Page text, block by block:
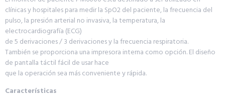
clínicas y hospitales para medir la SpO2 del paciente, la frecuencia del
pulso, la presión arterial no invasiva, la temperatura, la
electrocardiografía (ECG)
de 5 derivaciones / 3 derivaciones y la frecuencia respiratoria.
También se proporciona una impresora interna como opción. El diseño
de pantalla táctil fácil de usar hace
que la operación sea más conveniente y rápida.
Características